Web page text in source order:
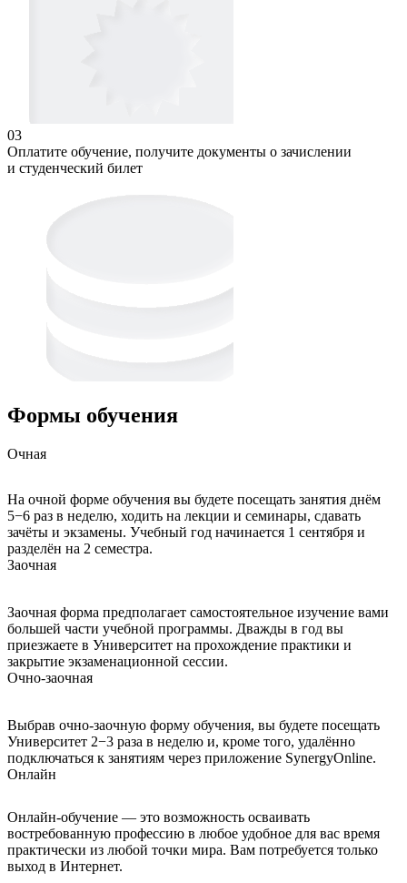
03
Оплатите обучение, получите документы о зачислении
и студенческий билет
Формы обучения
Очная
На очной форме обучения вы будете посещать занятия днём
5−6 раз в неделю, ходить на лекции и семинары, сдавать
зачёты и экзамены. Учебный год начинается 1 сентября и
разделён на 2 семестра.
Заочная
Заочная форма предполагает самостоятельное изучение вами
большей части учебной программы. Дважды в год вы
приезжаете в Университет на прохождение практики и
закрытие экзаменационной сессии.
Очно-заочная
Выбрав очно-заочную форму обучения, вы будете посещать
Университет 2−3 раза в неделю и, кроме того, удалённо
подключаться к занятиям через приложение SynergyOnline.
Онлайн
Онлайн-обучение — это возможность осваивать
востребованную профессию в любое удобное для вас время
практически из любой точки мира. Вам потребуется только
выход в Интернет.